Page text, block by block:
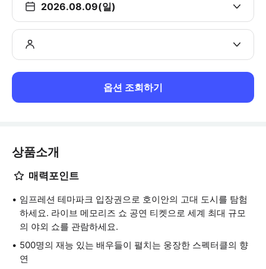
2026.08.09(일)
옵션 조회하기
상품소개
매력포인트
임프레션 테마파크 입장권으로 호이안의 고대 도시를 탐험
하세요. 라이브 메모리즈 쇼 공연 티켓으로 세계 최대 규모
의 야외 쇼를 관람하세요.
500명의 재능 있는 배우들이 펼치는 웅장한 스펙터클의 향
연